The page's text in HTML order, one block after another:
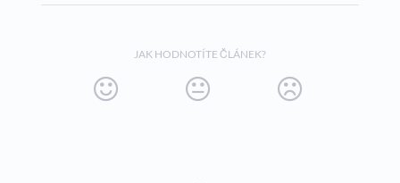
JAK HODNOTÍTE ČLÁNEK?